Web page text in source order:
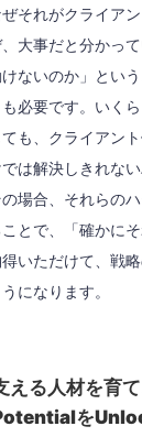
それがクライア
大事だと分かっ
ないのか」とい
必要です。いく
も、クライアン
は解決しきれな
場合、それらの
とで、「確かに
いただけて、戦
になります。
える人材を育て
を